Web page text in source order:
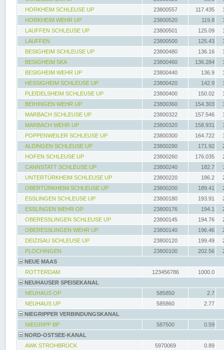
HORKHEIM SCHLEUSE UP
23800557 117.435
HORKHEIM WEHR UP
23800520 119.8
LAUFFEN SCHLEUSE UP
23800501 125.09
LAUFFEN
23800500 125.43
BESIGHEIM SCHLEUSE UP
23800480 136.16
BESIGHEIM SKA
23800460 136.284
BESIGHEIM WEHR UP
23800440 136.9
HESSIGHEIM SCHLEUSE UP
23800420 142.9
PLEIDELSHEIM SCHLEUSE UP
23800400 150.02
BEIHINGEN WEHR UP
23800360 154.303
MARBACH SCHLEUSE UP
23800322 157.546
MARBACH WEHR UP
23800320 158.931
POPPENWEILER SCHLEUSE UP
23800300 164.722
ALDINGEN SCHLEUSE UP
23800280 171.92
HOFEN SCHLEUSE UP
23800260 176.035
CANNSTATT SCHLEUSE UP
23800240 182.7
UNTERTÜRKHEIM SCHLEUSE UP
23800220 186.2
OBERTÜRKHEIM SCHLEUSE UP
23800200 189.41
ESSLINGEN SCHLEUSE UP
23800180 193.91
ESSLINGEN WEHR OP
23800176 194.1
OBERESSLINGEN SCHLEUSE UP
23800145 194.76
OBERESSLINGEN WEHR UP
23800140 196.46
DEIZISAU SCHLEUSE UP
23800120 199.49
PLOCHINGEN
23800100 202.56
NEUE MAAS
ROTTERDAM
123456786
1000.0
NEUHAUSER SPEISEKANAL
NEUHAUS OP
585850
2.7
NEUHAUS UP
585860
2.77
NIEGRIPPER VERBINDUNGSKANAL
NIEGRIPP BP
587500
0.59
NORD-OSTSEE-KANAL
AWK STROHBRÜCK
5970069
0.89